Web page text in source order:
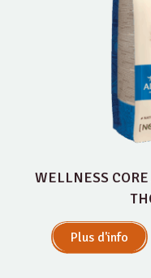
WELLNESS
Plus d'info